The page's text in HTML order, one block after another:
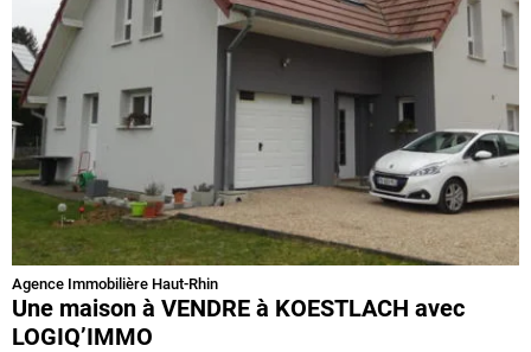
Agence Immobilière Haut-Rhin
Une maison à VENDRE à KOESTLACH avec
LOGIQ’IMMO